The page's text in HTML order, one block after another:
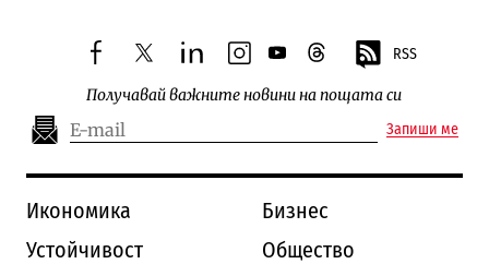
facebooktwitterlinkedininstagram
youtubethreads RSS
Получавай важните новини на пощата си
Запиши ме
Икономика
Бизнес
Устойчивост
Общество